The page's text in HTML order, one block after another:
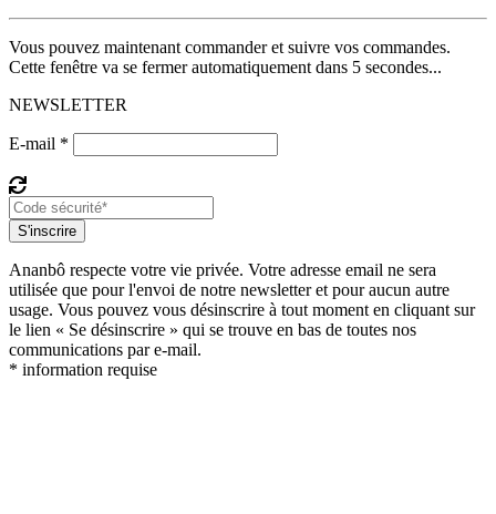
Vous pouvez maintenant commander et suivre vos commandes.
Cette fenêtre va se fermer automatiquement dans 5 secondes...
NEWSLETTER
E-mail *
S'inscrire
Ananbô respecte votre vie privée. Votre adresse email ne sera
utilisée que pour l'envoi de notre newsletter et pour aucun autre
usage. Vous pouvez vous désinscrire à tout moment en cliquant sur
le lien « Se désinscrire » qui se trouve en bas de toutes nos
communications par e-mail.
* information requise